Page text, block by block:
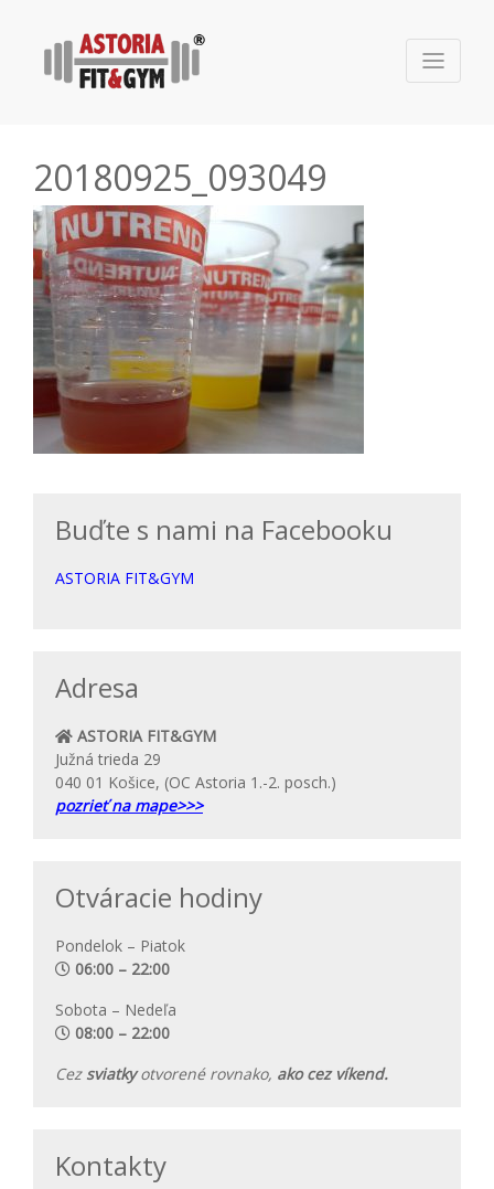
20180925_093049
Buďte s nami na Facebooku
ASTORIA FIT&GYM
Adresa
ASTORIA FIT&GYM
Južná trieda 29
040 01 Košice, (OC Astoria 1.-2. posch.)
pozrieť na mape>>>
Otváracie hodiny
Pondelok – Piatok
06:00 – 22:00
Sobota – Nedeľa
08:00 – 22:00
Cez sviatkyotvorené rovnako, ako cez víkend.
Kontakty